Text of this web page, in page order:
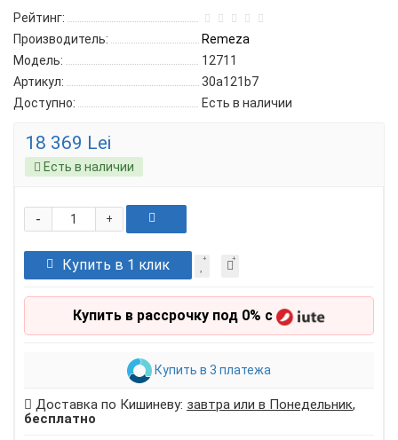
Рейтинг:
Производитель:
Remeza
Модель:
12711
Артикул:
30a121b7
Доступно:
Есть в наличии
18 369 Lei
Есть в наличии
+
-
Купить в 1 клик
Купить в рассрочку под 0% с
Купить в 3 платежа
Доставка по Кишиневу: завтра или в Понедельник,
бесплатно